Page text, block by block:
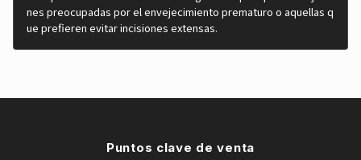
nes preocupadas por el envejecimiento prematuro o aquellas q
ue prefieren evitar incisiones extensas.
Puntos clave de venta